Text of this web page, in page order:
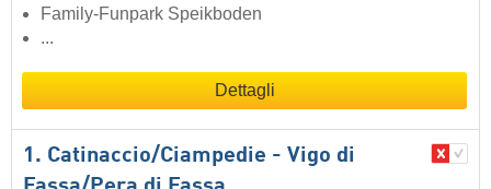
Family-Funpark Speikboden
...
Dettagli
1. Catinaccio/​Ciampedie - Vigo di